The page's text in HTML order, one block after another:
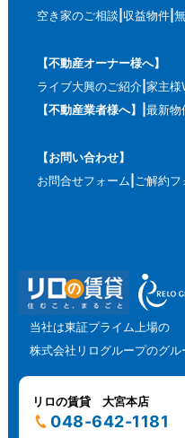
空き家のご相談 収益物件
【不動産オーナー様へ】
ライブ大興のご紹介 家主様
【不動産業者様へ】
最新物
【お問い合わせ】
お問合せフォーム ご解約フ
当社は東証プライム上場の
株式会社リログループのグル
リロの賃貸 大宮本店
048-642-1181